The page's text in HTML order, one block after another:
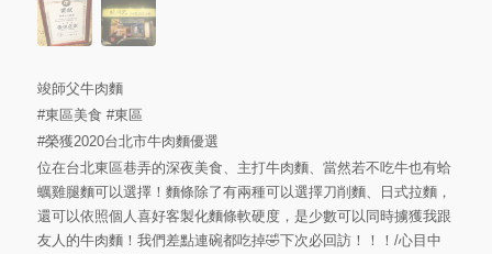
竣師父牛肉麵
#東區美食 #東區
#榮獲2020台北市牛肉麵優選
位在台北東區巷弄的深夜美食、主打牛肉麵、當然若不吃牛也有蛤
蠣雞腿麵可以選擇！麵條除了有兩種可以選擇刀削麵、日式拉麵，
還可以依照個人喜好客製化麵條軟硬度，是少數可以同時擄獲我跟
友人的牛肉麵！我們差點連碗都吃掉🤣下次必回訪！！！/心目中